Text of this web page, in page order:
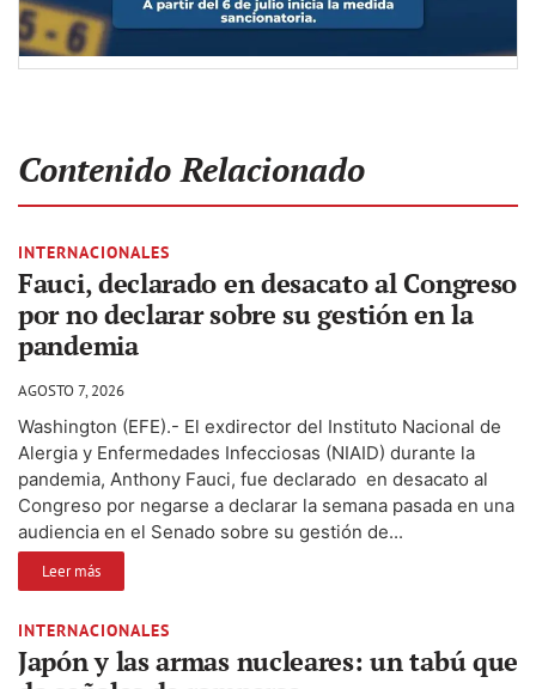
Contenido Relacionado
INTERNACIONALES
Fauci, declarado en desacato al Congreso
por no declarar sobre su gestión en la
pandemia
AGOSTO 7, 2026
Washington (EFE).- El exdirector del Instituto Nacional de
Alergia y Enfermedades Infecciosas (NIAID) durante la
pandemia, Anthony Fauci, fue declarado en desacato al
Congreso por negarse a declarar la semana pasada en una
audiencia en el Senado sobre su gestión de...
Leer más
INTERNACIONALES
Japón y las armas nucleares: un tabú que